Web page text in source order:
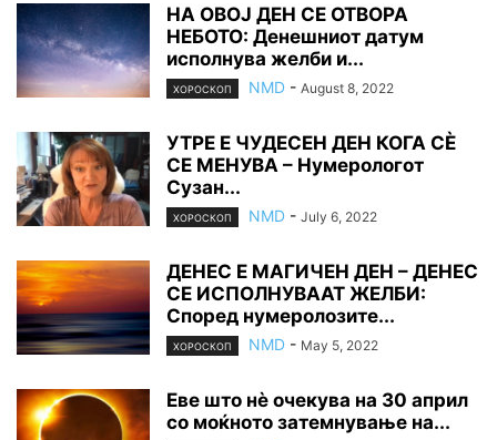
НА ОВОЈ ДЕН СЕ ОТВОРА
НЕБОТО: Денешниот датум
исполнува желби и...
ХОРОСКОП NMD - August 8, 2022
УТРЕ Е ЧУДЕСЕН ДЕН КОГА СÈ
СЕ МЕНУВА – Нумерологот
Сузан...
ХОРОСКОП NMD - July 6, 2022
ДЕНЕС Е МАГИЧЕН ДЕН – ДЕНЕС
СЕ ИСПОЛНУВААТ ЖЕЛБИ:
Според нумеролозите...
ХОРОСКОП NMD - May 5, 2022
Еве што нè очекува на 30 април
со моќното затемнување на...